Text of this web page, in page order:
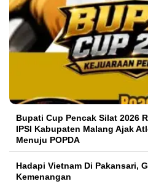
Bupati Cup Pencak Silat 2026
IPSI Kabupaten Malang Ajak
Menuju POPDA
Hadapi Vietnam Di Pakansari,
Kemenangan